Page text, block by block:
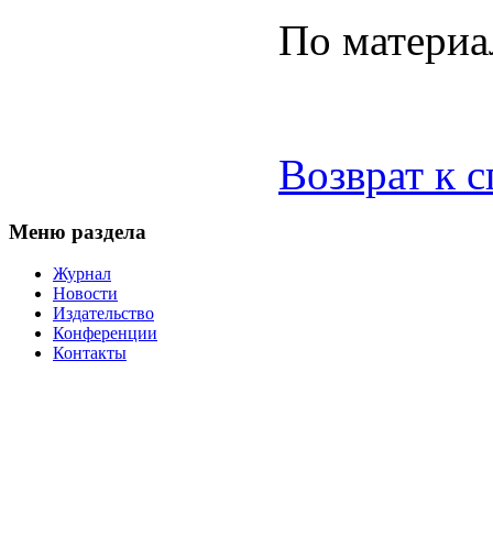
По
Возврат к
Меню раздела
Журнал
Новости
Издательство
Конференции
Контакты